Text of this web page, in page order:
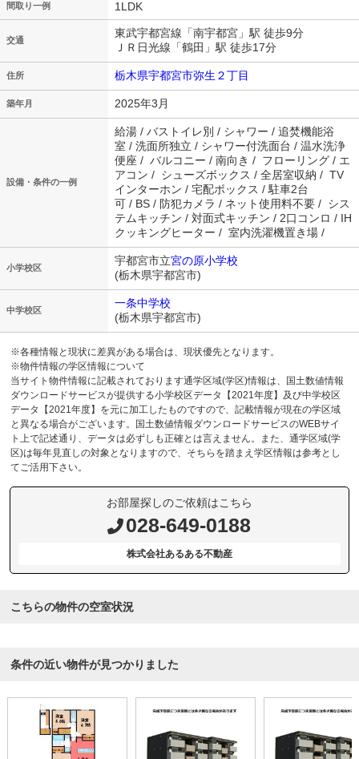
間取り一例 1LDK
交通
東武宇都宮線「南宇都宮」駅 徒歩9分
ＪＲ日光線「鶴田」駅 徒歩17分
住所 栃木県宇都宮市弥生２丁目
築年月 2025年3月
設備・条件の一例
給湯 / バストイレ別 / シャワー / 追焚機能浴
室 / 洗面所独立 / シャワー付洗面台 / 温水洗浄
便座 / バルコニー / 南向き / フローリング / エ
アコン / シューズボックス / 全居室収納 / TV
インターホン / 宅配ボックス / 駐車2台
可 / BS / 防犯カメラ / ネット使用料不要 / シス
テムキッチン / 対面式キッチン / 2口コンロ / IH
クッキングヒーター / 室内洗濯機置き場 /
小学校区
宇都宮市立宮の原小学校
(栃木県宇都宮市)
中学校区
一条中学校
(栃木県宇都宮市)
※各種情報と現状に差異がある場合は、現状優先となります。
※物件情報の学区情報について
当サイト物件情報に記載されております通学区域(学区)情報は、国土数値情報
ダウンロードサービスが提供する小学校区データ【2021年度】及び中学校区
データ【2021年度】を元に加工したものですので、記載情報が現在の学区域
と異なる場合がございます。国土数値情報ダウンロードサービスのWEBサイ
ト上で記述通り、データは必ずしも正確とは言えません。また、通学区域(学
区)は毎年見直しの対象となりますので、そちらを踏まえ学区情報は参考とし
てご活用下さい。
お部屋探しのご依頼はこちら
028-649-0188
株式会社あるある不動産
こちらの物件の空室状況
条件の近い物件が見つかりました